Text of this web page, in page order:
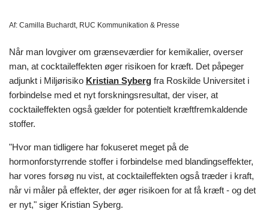
Af: Camilla Buchardt, RUC Kommunikation & Presse
Når man lovgiver om grænseværdier for kemikalier, overser
man, at cocktaileffekten øger risikoen for kræft. Det påpeger
adjunkt i Miljørisiko Kristian Syberg fra Roskilde Universitet i
forbindelse med et nyt forskningsresultat, der viser, at
cocktaileffekten også gælder for potentielt kræftfremkaldende
stoffer.
"Hvor man tidligere har fokuseret meget på de
hormonforstyrrende stoffer i forbindelse med blandingseffekter,
har vores forsøg nu vist, at cocktaileffekten også træder i kraft,
når vi måler på effekter, der øger risikoen for at få kræft - og det
er nyt," siger Kristian Syberg.